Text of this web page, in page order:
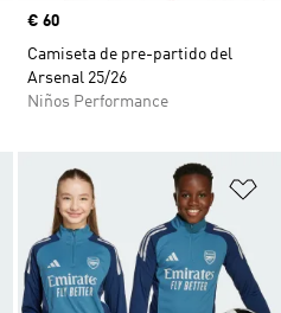
Precio
€ 60
Camiseta de pre-partido del
Arsenal 25/26
Niños Performance
Añadir a la lista de deseos